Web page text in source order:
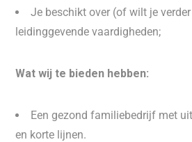
Je beschikt over (of wilt je
leidinggevende vaardigheden;
Wat wij te bieden hebben:
Een gezond familiebedrijf met
en korte lijnen.